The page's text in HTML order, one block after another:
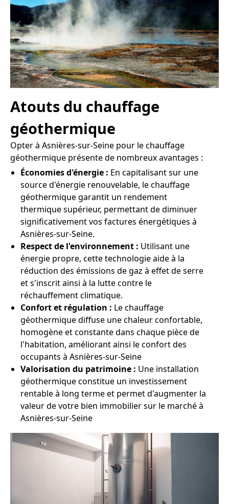
Atouts du chauffage
géothermique
Opter à Asnières-sur-Seine pour le chauffage
géothermique présente de nombreux avantages :
Économies d'énergie : En capitalisant sur une
source d'énergie renouvelable, le chauffage
géothermique garantit un rendement
thermique supérieur, permettant de diminuer
significativement vos factures énergétiques à
Asnières-sur-Seine.
Respect de l'environnement : Utilisant une
énergie propre, cette technologie aide à la
réduction des émissions de gaz à effet de serre
et s'inscrit ainsi à la lutte contre le
réchauffement climatique.
Confort et régulation : Le chauffage
géothermique diffuse une chaleur confortable,
homogène et constante dans chaque pièce de
l'habitation, améliorant ainsi le confort des
occupants à Asnières-sur-Seine
Valorisation du patrimoine : Une installation
géothermique constitue un investissement
rentable à long terme et permet d'augmenter la
valeur de votre bien immobilier sur le marché à
Asnières-sur-Seine